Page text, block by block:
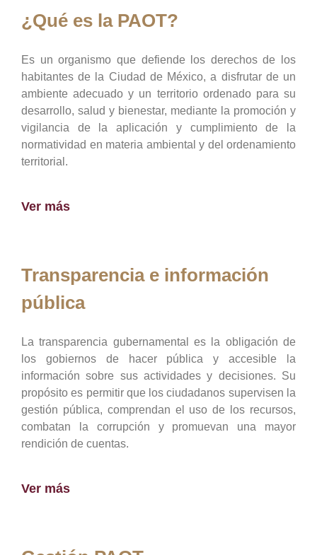
¿Qué es la PAOT?
Es un organismo que defiende los derechos de los
habitantes de la Ciudad de México, a disfrutar de un
ambiente adecuado y un territorio ordenado para su
desarrollo, salud y bienestar, mediante la promoción y
vigilancia de la aplicación y cumplimiento de la
normatividad en materia ambiental y del ordenamiento
territorial.
Ver más
Transparencia e información
pública
La transparencia gubernamental es la obligación de
los gobiernos de hacer pública y accesible la
información sobre sus actividades y decisiones. Su
propósito es permitir que los ciudadanos supervisen la
gestión pública, comprendan el uso de los recursos,
combatan la corrupción y promuevan una mayor
rendición de cuentas.
Ver más